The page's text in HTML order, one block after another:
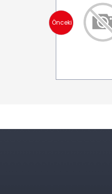
Önceki